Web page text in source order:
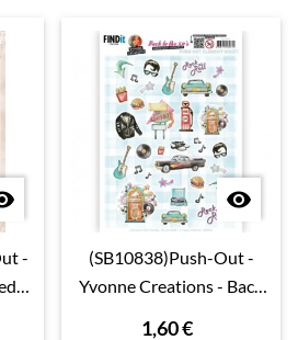
-

(SB10838)Push-Out -
Yvonne Creations - Back
1,60 €